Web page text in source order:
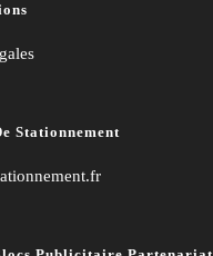
Stationnement